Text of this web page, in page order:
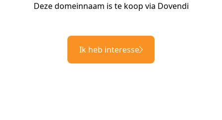
Deze domeinnaam is te koop via Dovendi
Ik heb interesse